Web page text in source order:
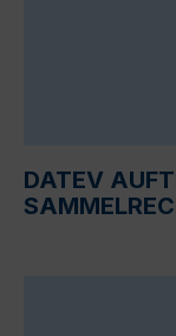
DATEV